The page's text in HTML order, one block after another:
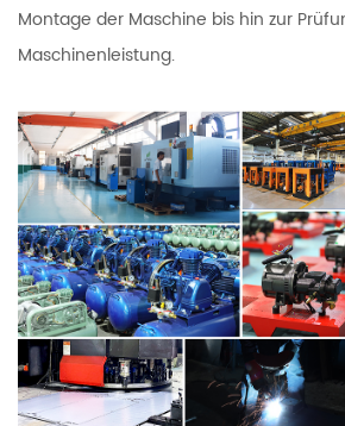
Montage der Maschine bis hin zur
Maschinenleistung.